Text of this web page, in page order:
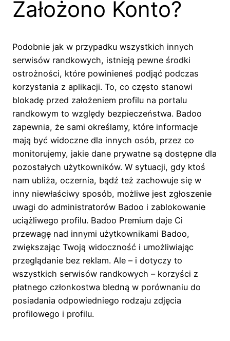
Założono Konto?
Podobnie jak w przypadku wszystkich innych
serwisów randkowych, istnieją pewne środki
ostrożności, które powinieneś podjąć podczas
korzystania z aplikacji. To, co często stanowi
blokadę przed założeniem profilu na portalu
randkowym to względy bezpieczeństwa. Badoo
zapewnia, że sami określamy, które informacje
mają być widoczne dla innych osób, przez co
monitorujemy, jakie dane prywatne są dostępne dla
pozostałych użytkowników. W sytuacji, gdy ktoś
nam ubliża, oczernia, bądź też zachowuje się w
inny niewłaściwy sposób, możliwe jest zgłoszenie
uwagi do administratorów Badoo i zablokowanie
uciążliwego profilu. Badoo Premium daje Ci
przewagę nad innymi użytkownikami Badoo,
zwiększając Twoją widoczność i umożliwiając
przeglądanie bez reklam. Ale – i dotyczy to
wszystkich serwisów randkowych – korzyści z
płatnego członkostwa bledną w porównaniu do
posiadania odpowiedniego rodzaju zdjęcia
profilowego i profilu.